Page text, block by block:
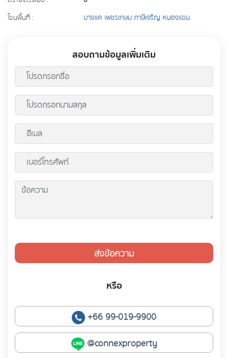
โซนพื้นที่ :
บางแค เพชรเกษม ภาษีเจริญ หนองแขม
สอบถามข้อมูลเพิ่มเติม
ส่งข้อความ
หรือ
+66 99-019-9900
@connexproperty